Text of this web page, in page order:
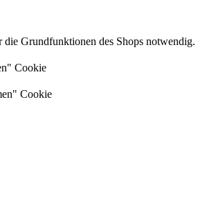
die Grundfunktionen des Shops notwendig.
Cookie
Cookie